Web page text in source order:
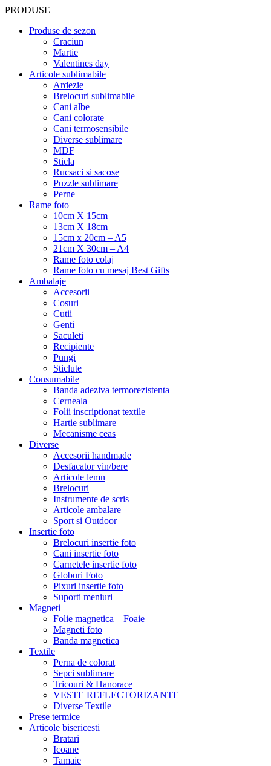
PRODUSE
Produse de sezon
Craciun
Martie
Valentines day
Articole sublimabile
Ardezie
Brelocuri sublimabile
Cani albe
Cani colorate
Cani termosensibile
Diverse sublimare
MDF
Sticla
Rucsaci si sacose
Puzzle sublimare
Perne
Rame foto
10cm X 15cm
13cm X 18cm
15cm x 20cm – A5
21cm X 30cm – A4
Rame foto colaj
Rame foto cu mesaj Best Gifts
Ambalaje
Accesorii
Cosuri
Cutii
Genti
Saculeti
Recipiente
Pungi
Sticlute
Consumabile
Banda adeziva termorezistenta
Cerneala
Folii inscriptionat textile
Hartie sublimare
Mecanisme ceas
Diverse
Accesorii handmade
Desfacator vin/bere
Articole lemn
Brelocuri
Instrumente de scris
Articole ambalare
Sport si Outdoor
Insertie foto
Brelocuri insertie foto
Cani insertie foto
Carnetele insertie foto
Globuri Foto
Pixuri insertie foto
Suporti meniuri
Magneti
Folie magnetica – Foaie
Magneti foto
Banda magnetica
Textile
Perna de colorat
Sepci sublimare
Tricouri & Hanorace
VESTE REFLECTORIZANTE
Diverse Textile
Prese termice
Articole bisericesti
Bratari
Icoane
Tamaie